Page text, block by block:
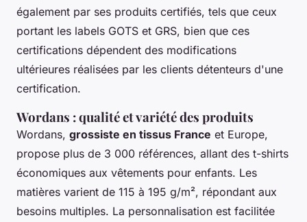
également par ses produits certifiés, tels que ceux
portant les labels GOTS et GRS, bien que ces
certifications dépendent des modifications
ultérieures réalisées par les clients détenteurs d'une
certification.
Wordans : qualité et variété des produits
Wordans, grossiste en tissus France et Europe,
propose plus de 3 000 références, allant des t-shirts
économiques aux vêtements pour enfants. Les
matières varient de 115 à 195 g/m², répondant aux
besoins multiples. La personnalisation est facilitée